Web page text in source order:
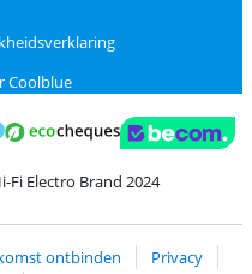
Coolblue
ClickToPay
Fi Electro Brand 2024
ontbinden
Privacy